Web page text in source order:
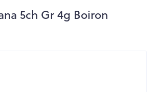
5ch Gr 4g Boiron